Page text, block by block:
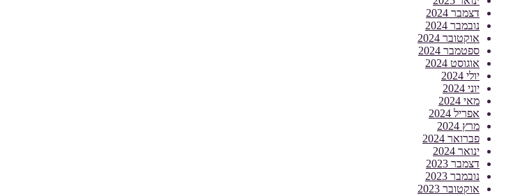
דצמבר 2024
נובמבר 2024
אוקטובר 2024
ספטמבר 2024
אוגוסט 2024
יולי 2024
יוני 2024
מאי 2024
אפריל 2024
מרץ 2024
פברואר 2024
ינואר 2024
דצמבר 2023
נובמבר 2023
אוקטובר 2023